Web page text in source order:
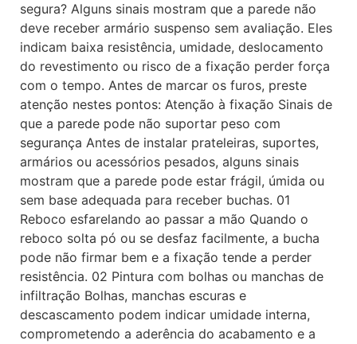
segura? Alguns sinais mostram que a parede não
deve receber armário suspenso sem avaliação. Eles
indicam baixa resistência, umidade, deslocamento
do revestimento ou risco de a fixação perder força
com o tempo. Antes de marcar os furos, preste
atenção nestes pontos: Atenção à fixação Sinais de
que a parede pode não suportar peso com
segurança Antes de instalar prateleiras, suportes,
armários ou acessórios pesados, alguns sinais
mostram que a parede pode estar frágil, úmida ou
sem base adequada para receber buchas. 01
Reboco esfarelando ao passar a mão Quando o
reboco solta pó ou se desfaz facilmente, a bucha
pode não firmar bem e a fixação tende a perder
resistência. 02 Pintura com bolhas ou manchas de
infiltração Bolhas, manchas escuras e
descascamento podem indicar umidade interna,
comprometendo a aderência do acabamento e a